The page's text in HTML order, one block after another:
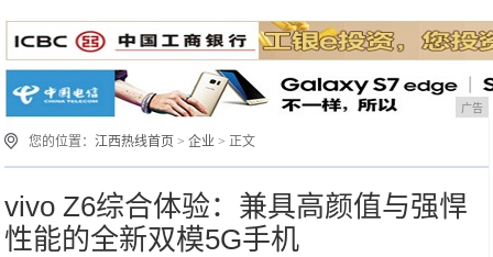
广告
您的位置：江西热线首页 >企业 > 正文
vivo Z6综合体验：兼具高颜值与强悍
性能的全新双模5G手机